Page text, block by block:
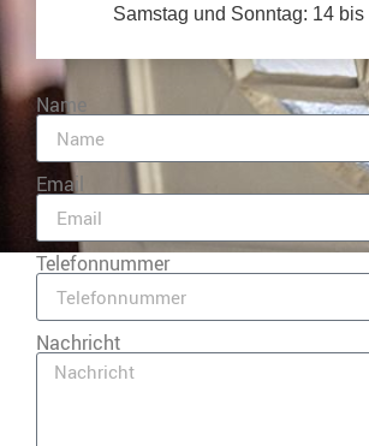
Samstag und Sonntag: 14 bis
Name
Email
Telefonnummer
Nachricht